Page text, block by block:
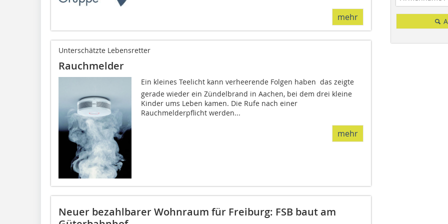
mehr
Unterschätzte Lebensretter
Rauchmelder
Ein kleines Teelicht kann verheerende Folgen haben  das zeigte
gerade wieder ein Zündelbrand in Aachen, bei dem drei kleine
Kinder ums Leben kamen. Die Rufe nach einer
Rauchmelderpflicht werden...
mehr
Neuer bezahlbarer Wohnraum für Freiburg: FSB baut am